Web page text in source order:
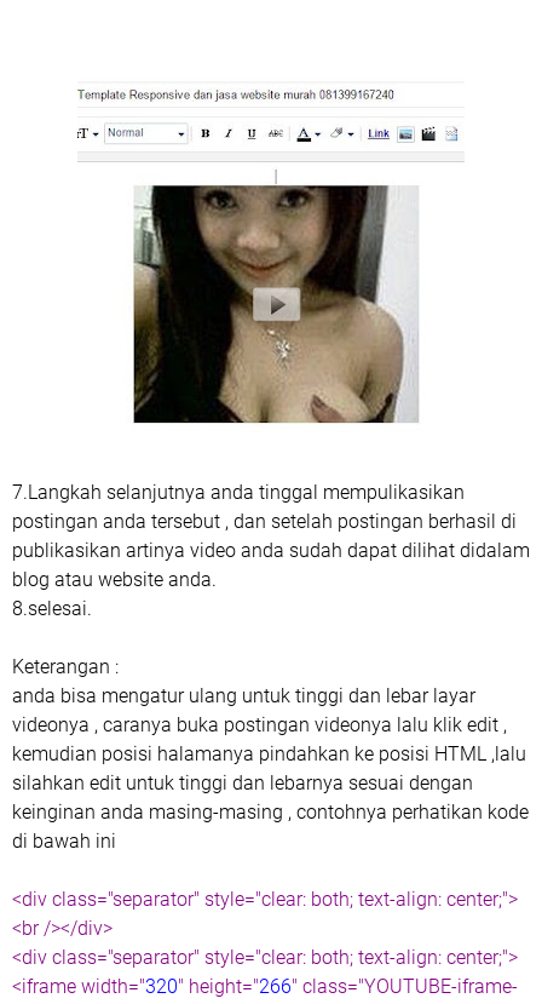
7.Langkah selanjutnya anda tinggal mempulikasikan
postingan anda tersebut , dan setelah postingan berhasil di
publikasikan artinya video anda sudah dapat dilihat didalam
blog atau website anda.
8.selesai.
Keterangan :
anda bisa mengatur ulang untuk tinggi dan lebar layar
videonya , caranya buka postingan videonya lalu klik edit ,
kemudian posisi halamanya pindahkan ke posisi HTML ,lalu
silahkan edit untuk tinggi dan lebarnya sesuai dengan
keinginan anda masing-masing , contohnya perhatikan kode
di bawah ini
<div class="separator" style="clear: both; text-align: center;">
<br /></div>
<div class="separator" style="clear: both; text-align: center;">
<iframe width="320" height="266" class="YOUTUBE-iframe-